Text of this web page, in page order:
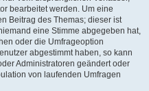
bearbeitet werden. Um eine
Beitrag des Themas; dieser ist
eine Stimme abgegeben hat,
oder die Umfrageoption
abgestimmt haben, so kann
Administratoren geändert oder
von laufenden Umfragen